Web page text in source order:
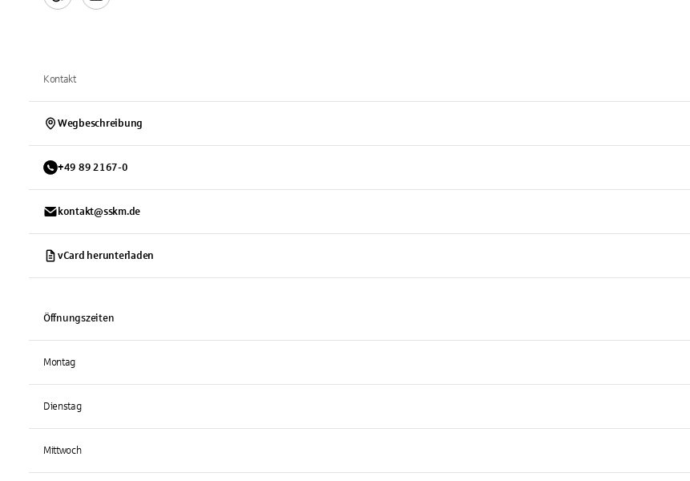
Kontakt
Wegbeschreibung
+49 89 2167-0
kontakt@sskm.de
vCard herunterladen
Öffnungszeiten
Montag
Dienstag
Mittwoch